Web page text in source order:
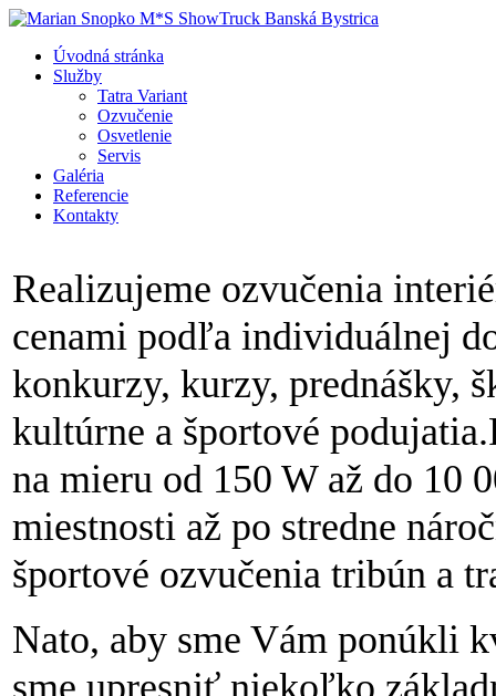
Úvodná stránka
Služby
Tatra Variant
Ozvučenie
Osvetlenie
Servis
Galéria
Referencie
Kontakty
Realizujeme ozvučenia
cenami podľa individuálnej
konkurzy, kurzy, prednášky,
kultúrne a športové
na mieru od 150 W až do 10
miestnosti až po stredne
športové ozvučenia tribún a
Nato, aby sme Vám ponúkli
sme upresniť niekoľko